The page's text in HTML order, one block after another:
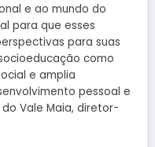
e ao mundo do
para que esses
para suas
como
e amplia
pessoal e
Vale Maia, diretor-